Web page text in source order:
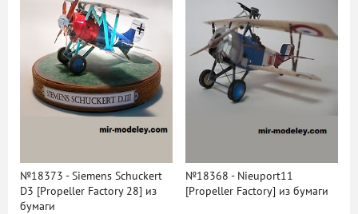
№18373 - Siemens Schuckert
D3 [Propeller Factory 28] из
бумаги
№18368 - Nieuport11
[Propeller Factory] из бумаги